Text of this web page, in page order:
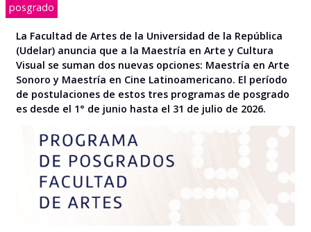
posgrado
La Facultad de Artes de la Universidad de la República
(Udelar) anuncia que a la Maestría en Arte y Cultura
Visual se suman dos nuevas opciones: Maestría en Arte
Sonoro y Maestría en Cine Latinoamericano. El período
de postulaciones de estos tres programas de posgrado
es desde el 1° de junio hasta el 31 de julio de 2026.